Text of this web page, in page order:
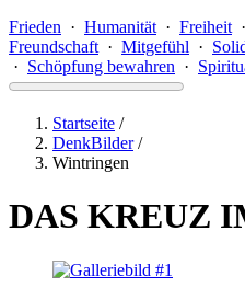
Frieden · Humanität · Freiheit ·
Freundschaft · Mitgefühl ·
· Schöpfung bewahren ·
Startseite /
DenkBilder /
Wintringen
DAS KREUZ